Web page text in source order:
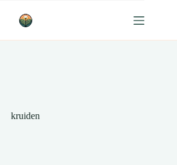
kruiden